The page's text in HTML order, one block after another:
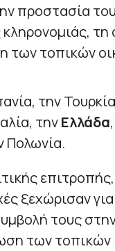
προστασία του
τη
των τοπικών
την
τηνΕλλάδα
Πολωνία.
ξεχώρισαν
τους
των τοπικών